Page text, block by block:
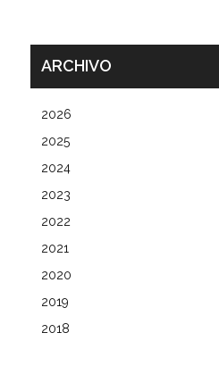
ARCHIVO
2026
2025
2024
2023
2022
2021
2020
2019
2018